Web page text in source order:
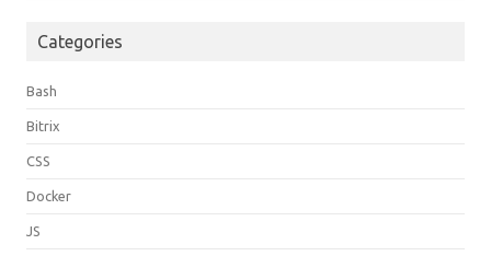
Categories
Bash
Bitrix
CSS
Docker
JS